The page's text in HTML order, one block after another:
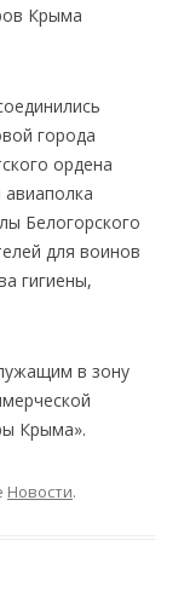
Крыма
города
ордена
Белогорского
для воинов
гигиены,
в зону
Крыма».
Новости.